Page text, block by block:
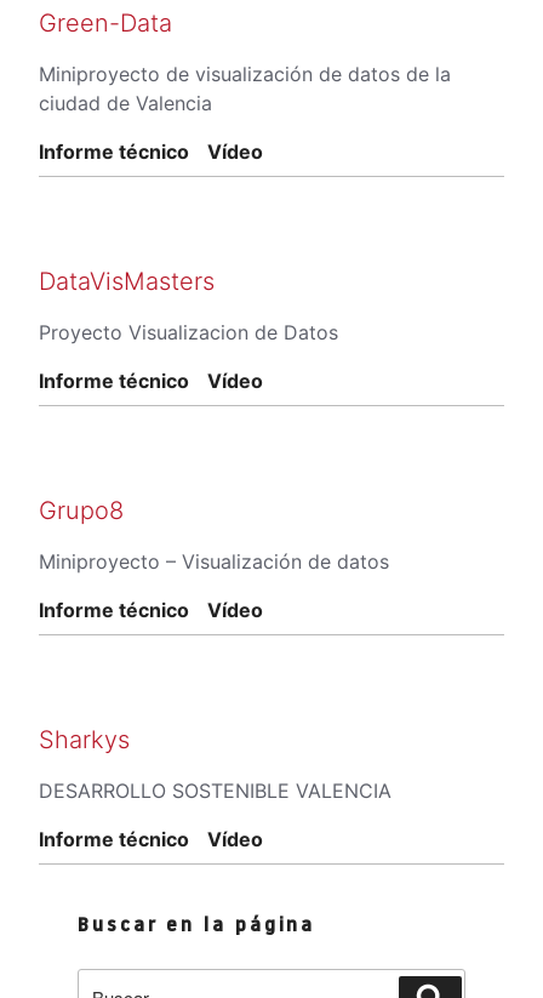
Green-Data
Miniproyecto de visualización de datos de la
ciudad de Valencia
Informe técnico
Vídeo
DataVisMasters
Proyecto Visualizacion de Datos
Informe técnico
Vídeo
Grupo8
Miniproyecto – Visualización de datos
Informe técnico
Vídeo
Sharkys
DESARROLLO SOSTENIBLE VALENCIA
Informe técnico
Vídeo
Buscar en la página